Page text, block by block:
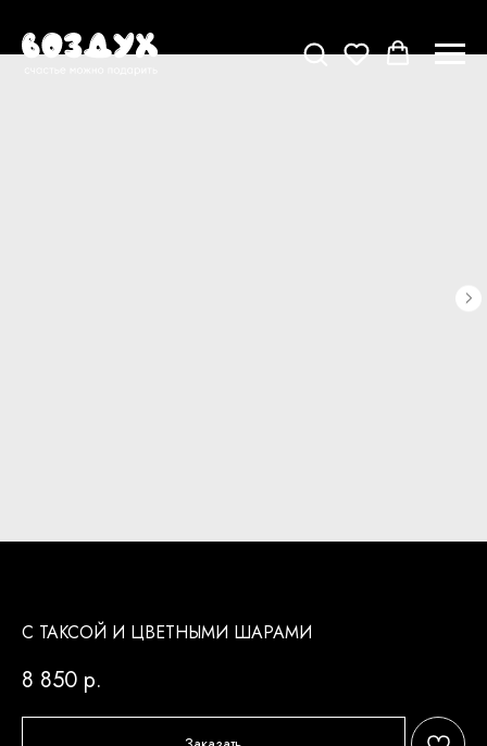
С ТАКСОЙ И ЦВЕТНЫМИ ШАРАМИ
8 850 р.